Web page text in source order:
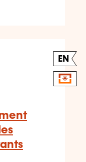
EN